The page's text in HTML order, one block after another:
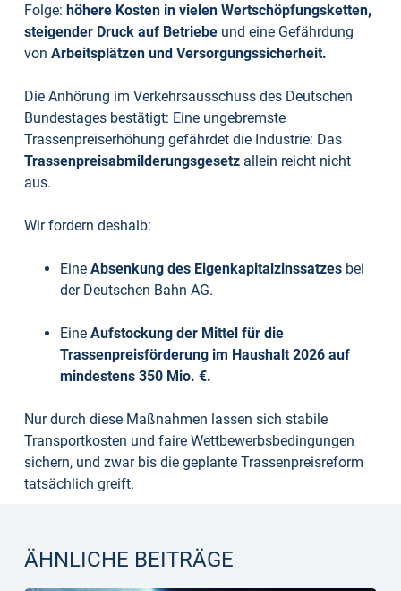
Folge: höhere Kosten in vielen Wertschöpfungsketten,
steigender Druck auf Betriebeund eine Gefährdung
von Arbeitsplätzen und Versorgungssicherheit.
Die Anhörung im Verkehrsausschuss des Deutschen
Bundestages bestätigt: Eine ungebremste
Trassenpreiserhöhung gefährdet die Industrie: Das
Trassenpreisabmilderungsgesetzallein reicht nicht
aus.
Wir fordern deshalb:
Eine Absenkung des Eigenkapitalzinssatzesbei
der Deutschen Bahn AG.
EineAufstockung der Mittel für die
Trassenpreisförderung im Haushalt 2026 auf
mindestens 350 Mio. €.
Nur durch diese Maßnahmen lassen sich stabile
Transportkosten und faire Wettbewerbsbedingungen
sichern, und zwar bis die geplante Trassenpreisreform
tatsächlich greift.
ÄHNLICHE BEITRÄGE